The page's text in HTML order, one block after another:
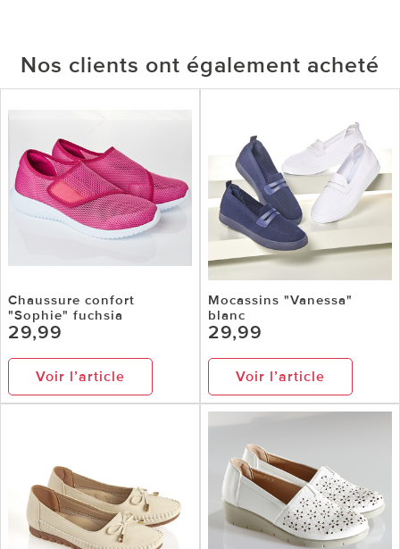
Nos clients ont également acheté
Chaussure confort
"Sophie" fuchsia
29,99
Voir l’article
Mocassins "Vanessa"
blanc
29,99
Voir l’article